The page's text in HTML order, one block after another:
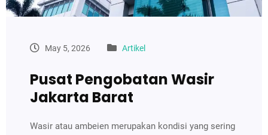
May 5, 2026 Artikel
Pusat Pengobatan Wasir
Jakarta Barat
Wasir atau ambeien merupakan kondisi yang sering